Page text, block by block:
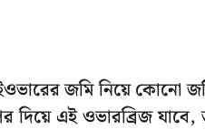
জমি নিয়ে কোনো
এই ওভারব্রিজ যাবে,